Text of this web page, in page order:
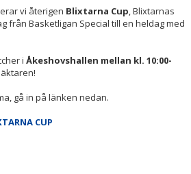
vi återigen Blixtarna Cup , Blixtarnas
från Basketligan Special till en heldag med
i Åkeshovshallen mellan kl. 10:00-
gå in på länken nedan.
CUP